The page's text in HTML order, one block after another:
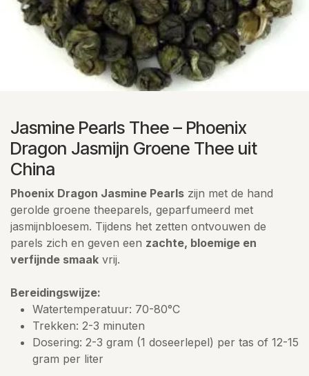
Jasmine Pearls Thee – Phoenix
Dragon Jasmijn Groene Thee uit
China
Phoenix Dragon Jasmine Pearls zijn met de hand
gerolde groene theeparels, geparfumeerd met
jasmijnbloesem. Tijdens het zetten ontvouwen de
parels zich en geven een zachte, bloemige en
verfijnde smaak vrij.
Bereidingswijze:
Watertemperatuur: 70-80°C
Trekken: 2-3 minuten
Dosering: 2-3 gram (1 doseerlepel) per tas of 12-15
gram per liter